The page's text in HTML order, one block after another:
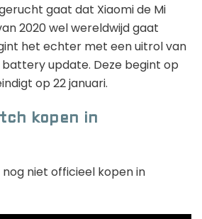
gaat dat Xiaomi de Mi
2020 wel wereldwijd gaat
het echter met een uitrol van
update. Deze begint op
op 22 januari.
kopen in
niet officieel kopen in